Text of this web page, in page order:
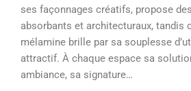
ses façonnages créatifs, propose
absorbants et architecturaux, tandis
mélamine brille par sa souplesse
attractif. À chaque espace sa
ambiance, sa signature…